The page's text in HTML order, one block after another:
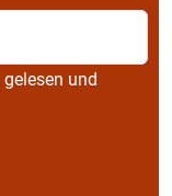
gelesen und